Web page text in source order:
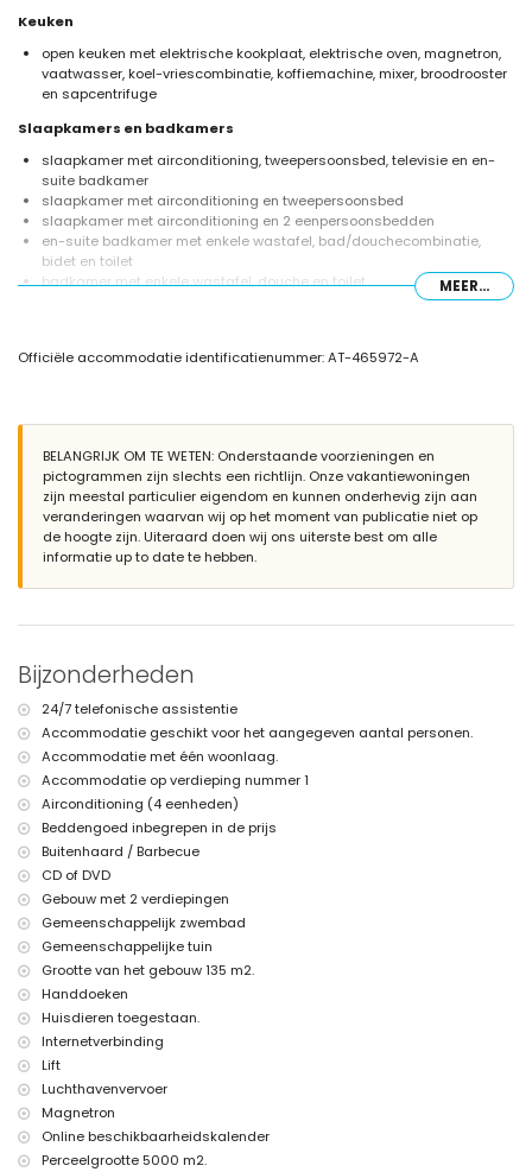
Keuken
open keuken met elektrische kookplaat, elektrische oven, magnetron,
vaatwasser, koel-vriescombinatie, koffiemachine, mixer, broodrooster
en sapcentrifuge
Slaapkamers en badkamers
slaapkamer met airconditioning, tweepersoonsbed, televisie en en-
suite badkamer
slaapkamer met airconditioning en tweepersoonsbed
slaapkamer met airconditioning en 2 eenpersoonsbedden
en-suite badkamer met enkele wastafel, bad/douchecombinatie,
bidet en toilet
badkamer met enkele wastafel, douche en toilet
gemeenschappelijk zwembad van 20m x 12m en 2m diep
barbecue
buitenzitgedeelte en buiteneethoek
privé omheinde parkeerplaats
Meer informatie
huisdieren toegestaan
Het gebouw waar de accommodatie zich bevindt, heeft een lift.
appartement
stofzuiger, strijkijzer en strijkplank
bedlinnen en handdoeken
receptieservice en 24-uurs nooddienst
luchtverwarming en airconditioning
Faciliteiten en diensten tegen extra kosten
luchthavenservice
wasgoedservice
extra bed en kinderbedjes (op aanvraag)
MEER...
Officiële accommodatie identificatienummer: AT-465972-A
BELANGRIJK OM TE WETEN: Onderstaande voorzieningen en
pictogrammen zijn slechts een richtlijn. Onze vakantiewoningen
zijn meestal particulier eigendom en kunnen onderhevig zijn aan
veranderingen waarvan wij op het moment van publicatie niet op
de hoogte zijn. Uiteraard doen wij ons uiterste best om alle
informatie up to date te hebben.
Bijzonderheden
24/7 telefonische assistentie
Accommodatie geschikt voor het aangegeven aantal personen.
Accommodatie met één woonlaag.
Accommodatie op verdieping nummer 1
Airconditioning (4 eenheden)
Beddengoed inbegrepen in de prijs
Buitenhaard / Barbecue
CD of DVD
Gebouw met 2 verdiepingen
Gemeenschappelijk zwembad
Gemeenschappelijke tuin
Grootte van het gebouw 135 m2.
Handdoeken
Huisdieren toegestaan.
Internetverbinding
Lift
Luchthavenvervoer
Magnetron
Online beschikbaarheidskalender
Perceelgrootte 5000 m2.